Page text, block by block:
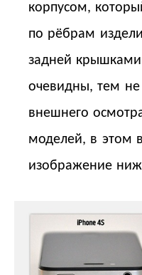
корпусом,
по рёбрам
задней
очевидны, тем не
внешнего
моделей, в этом
изображение